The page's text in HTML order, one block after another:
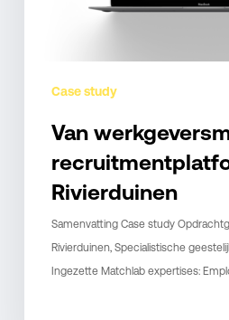
Case study
Van
Rivierduinen
Samenvatting Case study
Rivierduinen, Specialistische
Ingezette Matchlab expertises: